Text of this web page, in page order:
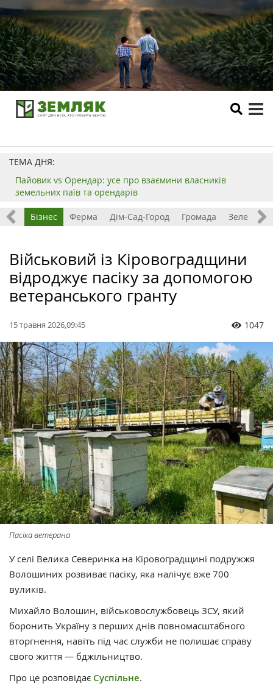
ТЕМА ДНЯ:
Пайовик vs Орендар: усе про взаємини власників
земельних паїв та орендарів
Бізнес Ферма Дім-Сад-Город Громада Зелений
Військовий із Кіровоградщини
відроджує пасіку за допомогою
ветеранського гранту
15 травня 2026,09:45 1047
Пасіка ветерана
У селі Велика Северинка на Кіровоградщині подружжя
Волошиних розвиває пасіку, яка налічує вже 700
вуликів.
Михайло Волошин, військовослужбовець ЗСУ, який
боронить Україну з перших днів повномасштабного
вторгнення, навіть під час служби не полишає справу
свого життя — бджільництво.
Про це розповідає Суспільне.